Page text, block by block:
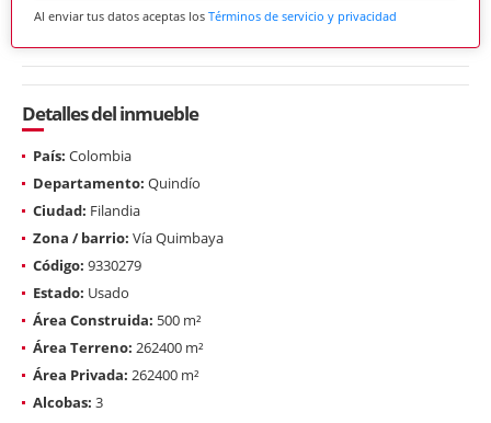
Al enviar tus datos aceptas los Términos de servicio y privacidad
Detalles del inmueble
País: Colombia
Departamento: Quindío
Ciudad: Filandia
Zona / barrio: Vía Quimbaya
Código: 9330279
Estado: Usado
Área Construida: 500 m²
Área Terreno: 262400 m²
Área Privada: 262400 m²
Alcobas: 3